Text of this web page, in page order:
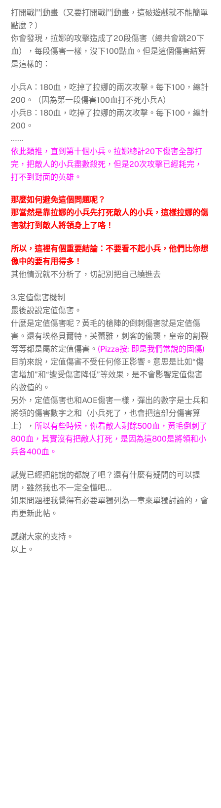
打開戰鬥動畫（又要打開戰鬥動畫，這破遊戲就不能簡單
點麼？）
你會發現，拉娜的攻擊造成了20段傷害（總共會跳20下
血），每段傷害一樣，沒下100點血。但是這個傷害結算
是這樣的：
小兵A：180血，吃掉了拉娜的兩次攻擊。每下100，總計
200。（因為第一段傷害100血打不死小兵A）
小兵B：180血，吃掉了拉娜的兩次攻擊。每下100，總計
200。
……
依此類推，直到第十個小兵。拉娜總計20下傷害全部打
完，把敵人的小兵盡數殺死，但是20次攻擊已經耗完，
打不到對面的英雄。
那麼如何避免這個問題呢？
那當然是靠拉娜的小兵先打死敵人的小兵，這樣拉娜的傷
害就打到敵人將領身上了咯！
所以，這裡有個重要結論：不要看不起小兵，他們比你想
像中的要有用得多！
其他情況就不分析了，切記別把自己繞進去
3.定值傷害機制
最後說說定值傷害。
什麼是定值傷害呢？黃毛的槍陣的倒刺傷害就是定值傷
害。還有埃格貝爾特，芙蕾雅，刺客的偷襲，皇帝的割裂
等等都是屬於定值傷害。 (Pizza按: 即是我們常說的固傷)
目前來說，定值傷害不受任何修正影響。意思是比如“傷
害增加”和“遭受傷害降低”等效果，是不會影響定值傷害
的數值的。
另外，定值傷害也和AOE傷害一樣，彈出的數字是士兵和
將領的傷害數字之和（小兵死了，也會把這部分傷害算
上）， 所以有些時候，你看敵人剩餘500血，黃毛倒刺了
800血，其實沒有把敵人打死，是因為這800是將領和小
兵各400血。
感覺已經把能說的都說了吧？還有什麼有疑問的可以提
問，雖然我也不一定全懂吧…
如果問題裡我覺得有必要單獨列為一章來單獨討論的，會
再更新此帖。
感謝大家的支持。
以上。